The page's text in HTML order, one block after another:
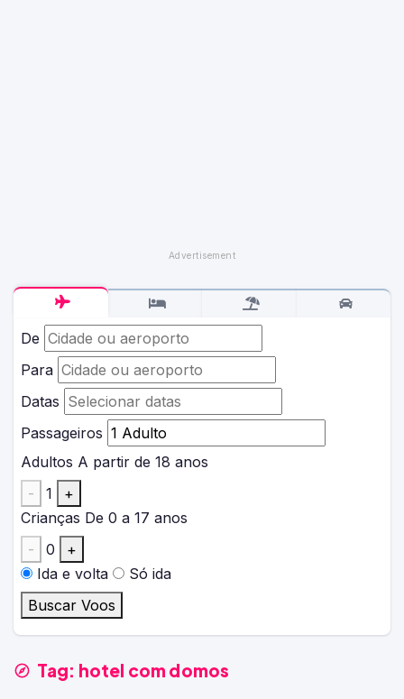
De
Para
Datas
Passageiros
Adultos A partir de 18 anos
-
1
+
Crianças De 0 a 17 anos
-
0
+
Ida e volta
Só ida
Buscar Voos
Tag: hotel com domos